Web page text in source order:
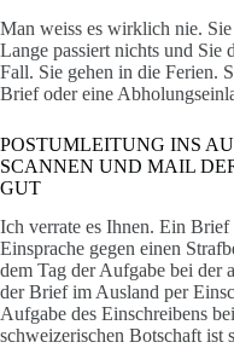
Man weiss es wirklich nie.
Lange passiert nichts und Sie
Fall. Sie gehen in die Ferien.
Brief oder eine
POSTUMLEITUNG INS
SCANNEN UND MAIL
GUT
Ich verrate es Ihnen. Ein
Einsprache gegen einen
dem Tag der Aufgabe bei der
der Brief im Ausland per
Aufgabe des Einschreibens
schweizerischen Botschaft ist